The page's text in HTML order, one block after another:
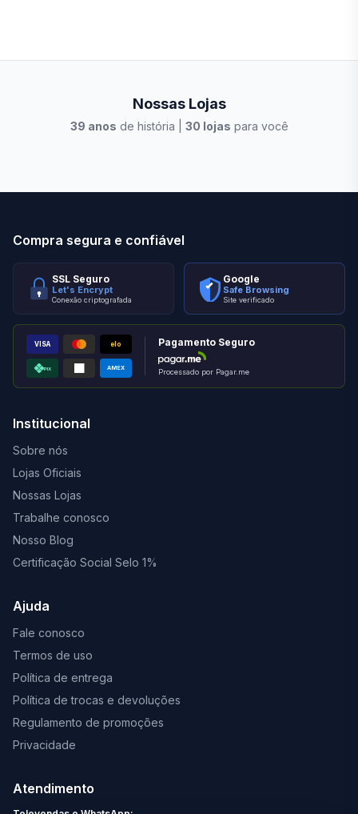
Nossas Lojas
39 anos de história | 30 lojas para você
Compra segura e confiável
SSL Seguro
Let's Encrypt
Conexão criptografada
Google
Safe Browsing
Site verificado
VISA elo
PIX AMEX
Pagamento Seguro
Processado por Pagar.me
Institucional
Sobre nós
Lojas Oficiais
Nossas Lojas
Trabalhe conosco
Nosso Blog
Certificação Social Selo 1%
Ajuda
Fale conosco
Termos de uso
Política de entrega
Política de trocas e devoluções
Regulamento de promoções
Privacidade
Atendimento